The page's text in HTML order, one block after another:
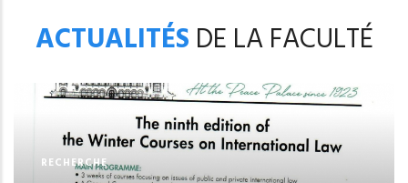
ACTUALITÉS DE LA FACULTÉ
RECHERCHE